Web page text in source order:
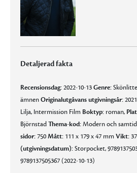
Detaljerad fakta
Recensionsdag:2022-10-13Genre:
ämnenOriginalutgåvans utgivningsår:2021
Lilja, Intermission Film Boktyp:roman,
BjörnstadThema-kod:Modern och
sidor:750Mått: 111 x 179 x 47 mmVikt:
(utgivningsdatum):Storpocket,
9789137505367 (2022-10-13)